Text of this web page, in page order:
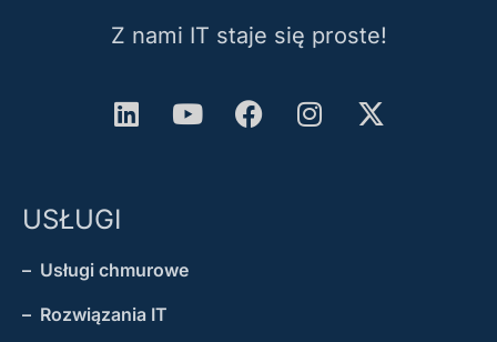
Z nami IT staje się proste!
USŁUGI
– Usługi chmurowe
– Rozwiązania IT